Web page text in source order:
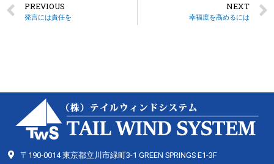
PREVIOUS
発言には責任を
NEXT
幸福度を高めるには
〒190-0014 東京都立川市緑町3-1 GREEN SPRINGS E1-3F